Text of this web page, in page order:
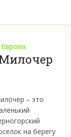
– это
на берегу